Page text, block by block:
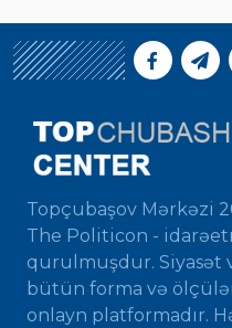
Topçubaşov Mərkəzi
The Politicon -
qurulmuşdur. Siyasət
bütün forma və
onlayn platformadır.